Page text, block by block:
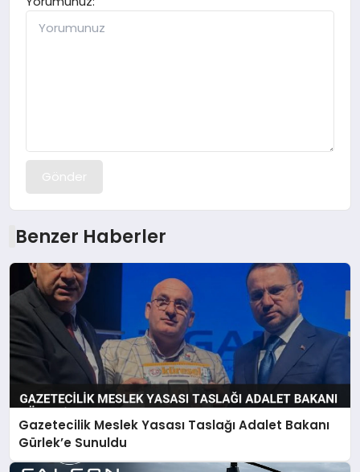
Gönder
Benzer Haberler
Gazetecilik Meslek Yasası Taslağı Adalet Bakanı
Gürlek’e Sunuldu